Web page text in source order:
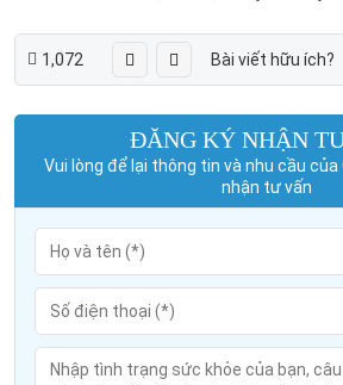
1,072 Bài viết hữu ích?
ĐĂNG KÝ NHẬN
Vui lòng để lại thông tin và nhu cầu
nhận tư vấn